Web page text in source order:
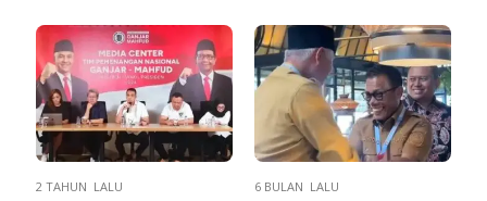
2 TAHUN LALU 6 BULAN LALU